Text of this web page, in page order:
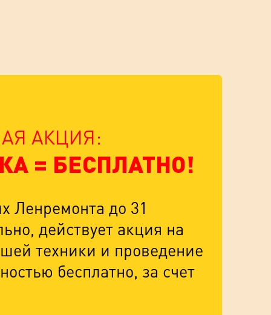
АКЦИЯ:
= БЕСПЛАТНО!
Ленремонта до 31
действует акция на
техники и проведение
бесплатно, за счет